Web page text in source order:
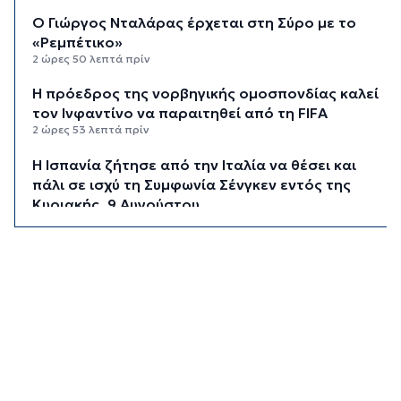
Ο Γιώργος Νταλάρας έρχεται στη Σύρο με το
«Ρεμπέτικο»
2 ώρες 50 λεπτά πρίν
Η πρόεδρος της νορβηγικής ομοσπονδίας καλεί
τον Ινφαντίνο να παραιτηθεί από τη FIFA
2 ώρες 53 λεπτά πρίν
H Ισπανία ζήτησε από την Ιταλία να θέσει και
πάλι σε ισχύ τη Συμφωνία Σένγκεν εντός της
Κυριακής, 9 Αυγούστου